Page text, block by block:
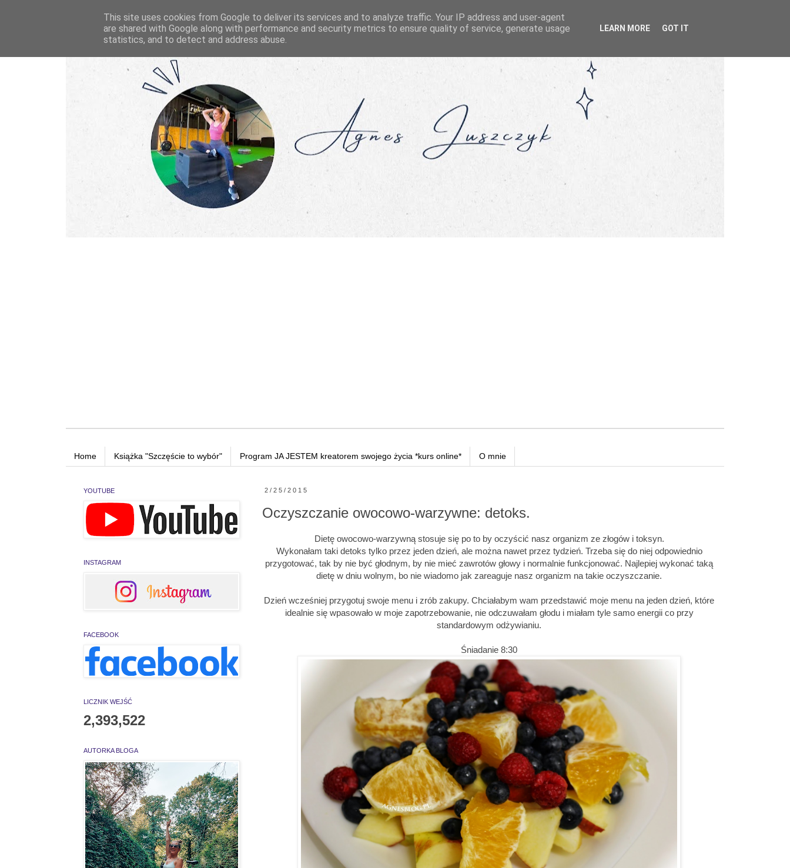
Home Książka "Szczęście to wybór" Program JA JESTEM kreatorem swojego życia *kurs online* O mnie
2/25/2015
Oczyszczanie owocowo-warzywne: detoks.
Dietę owocowo-warzywną stosuje się po to by oczyścić nasz organizm ze złogów i toksyn.
Wykonałam taki detoks tylko przez jeden dzień, ale można nawet przez tydzień. Trzeba się do niej odpowiednio
przygotować, tak by nie być głodnym, by nie mieć zawrotów głowy i normalnie funkcjonować. Najlepiej wykonać taką
dietę w dniu wolnym, bo nie wiadomo jak zareaguje nasz organizm na takie oczyszczanie.
Dzień wcześniej przygotuj swoje menu i zrób zakupy. Chciałabym wam przedstawić moje menu na jeden dzień, które
idealnie się wpasowało w moje zapotrzebowanie, nie odczuwałam głodu i miałam tyle samo energii co przy
standardowym odżywianiu.
Śniadanie 8:30
YOUTUBE
INSTAGRAM
FACEBOOK
LICZNIK WEJŚĆ
2,393,522
AUTORKA BLOGA
This site uses cookies from Google to deliver its services and to analyze traffic. Your IP address and user-agent
are shared with Google along with performance and security metrics to ensure quality of service, generate usage
statistics, and to detect and address abuse.
LEARN MORE GOT IT